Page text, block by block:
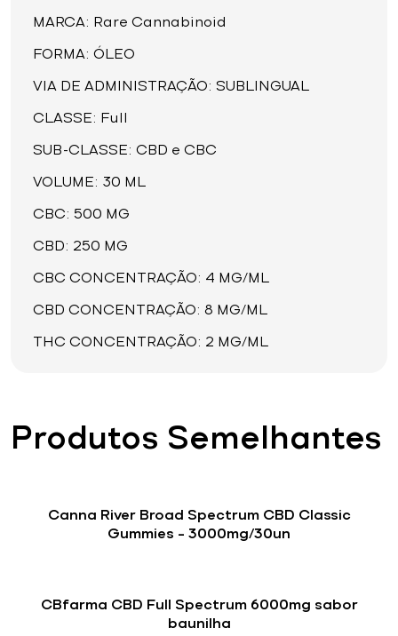
MARCA: Rare Cannabinoid
FORMA: ÓLEO
VIA DE ADMINISTRAÇÃO: SUBLINGUAL
CLASSE: Full
SUB-CLASSE: CBD e CBC
VOLUME: 30 ML
CBC: 500 MG
CBD: 250 MG
CBC CONCENTRAÇÃO: 4 MG/ML
CBD CONCENTRAÇÃO: 8 MG/ML
THC CONCENTRAÇÃO: 2 MG/ML
Produtos Semelhantes
Canna River Broad Spectrum CBD Classic
Gummies – 3000mg/30un
CBfarma CBD Full Spectrum 6000mg sabor
baunilha